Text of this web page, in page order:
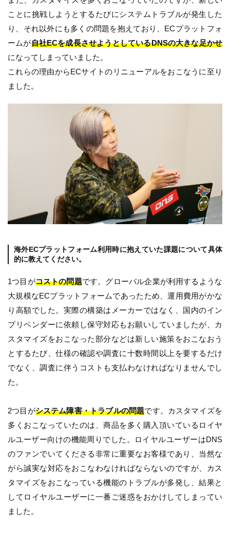
ことに挑戦しようとするたびにシステムトラブルが発生した
り、それ以外にも多くの問題を抱えており、ECプラットフォ
ームが自社ECを成長させようとしているDNSの大きな足かせ
になってしまっていました。
これらの理由からECサイトのリニューアルをおこなうに至り
ました。
海外ECプラットフォーム利用時に抱えていた課題について具体
的に教えてください。
1つ目がコストの問題です。グローバル企業が利用するような
大規模なECプラットフォームであったため、運用費用がかな
り高額でした。実際の構築はメーカーではなく、国内のイン
プリベンダーに依頼し保守対応もお願いしていましたが、カ
スタマイズをおこなった部分などは新しい施策をおこなおう
とするたび、仕様の確認や調査に十数時間以上を要するだけ
でなく、調査に伴うコストも支払わなければなりませんでし
た。
2つ目がシステム障害・トラブルの問題です。カスタマイズを
多くおこなっていたのは、商品を多く購入頂いているロイヤ
ルユーザー向けの機能周りでした。ロイヤルユーザーはDNS
のファンでいてくださる非常に重要なお客様であり、当然な
がら誠実な対応をおこなわなければならないのですが、カス
タマイズをおこなっている機能のトラブルが多発し、結果と
してロイヤルユーザーに一番ご迷惑をおかけしてしまってい
ました。